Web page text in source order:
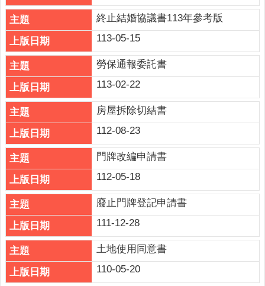
流
相
關
連
結
網
站
導
覽
檢
索
查
詢
相
關
連
結
終止結婚協議書113年參考版
113-05-15
勞保通報委託書
113-02-22
房屋拆除切結書
112-08-23
門牌改編申請書
112-05-18
廢止門牌登記申請書
111-12-28
土地使用同意書
110-05-20